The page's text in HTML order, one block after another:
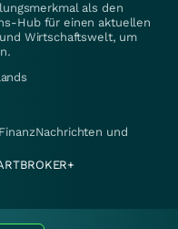
als den
Hub für einen aktuellen
Wirtschaftswelt, um
und